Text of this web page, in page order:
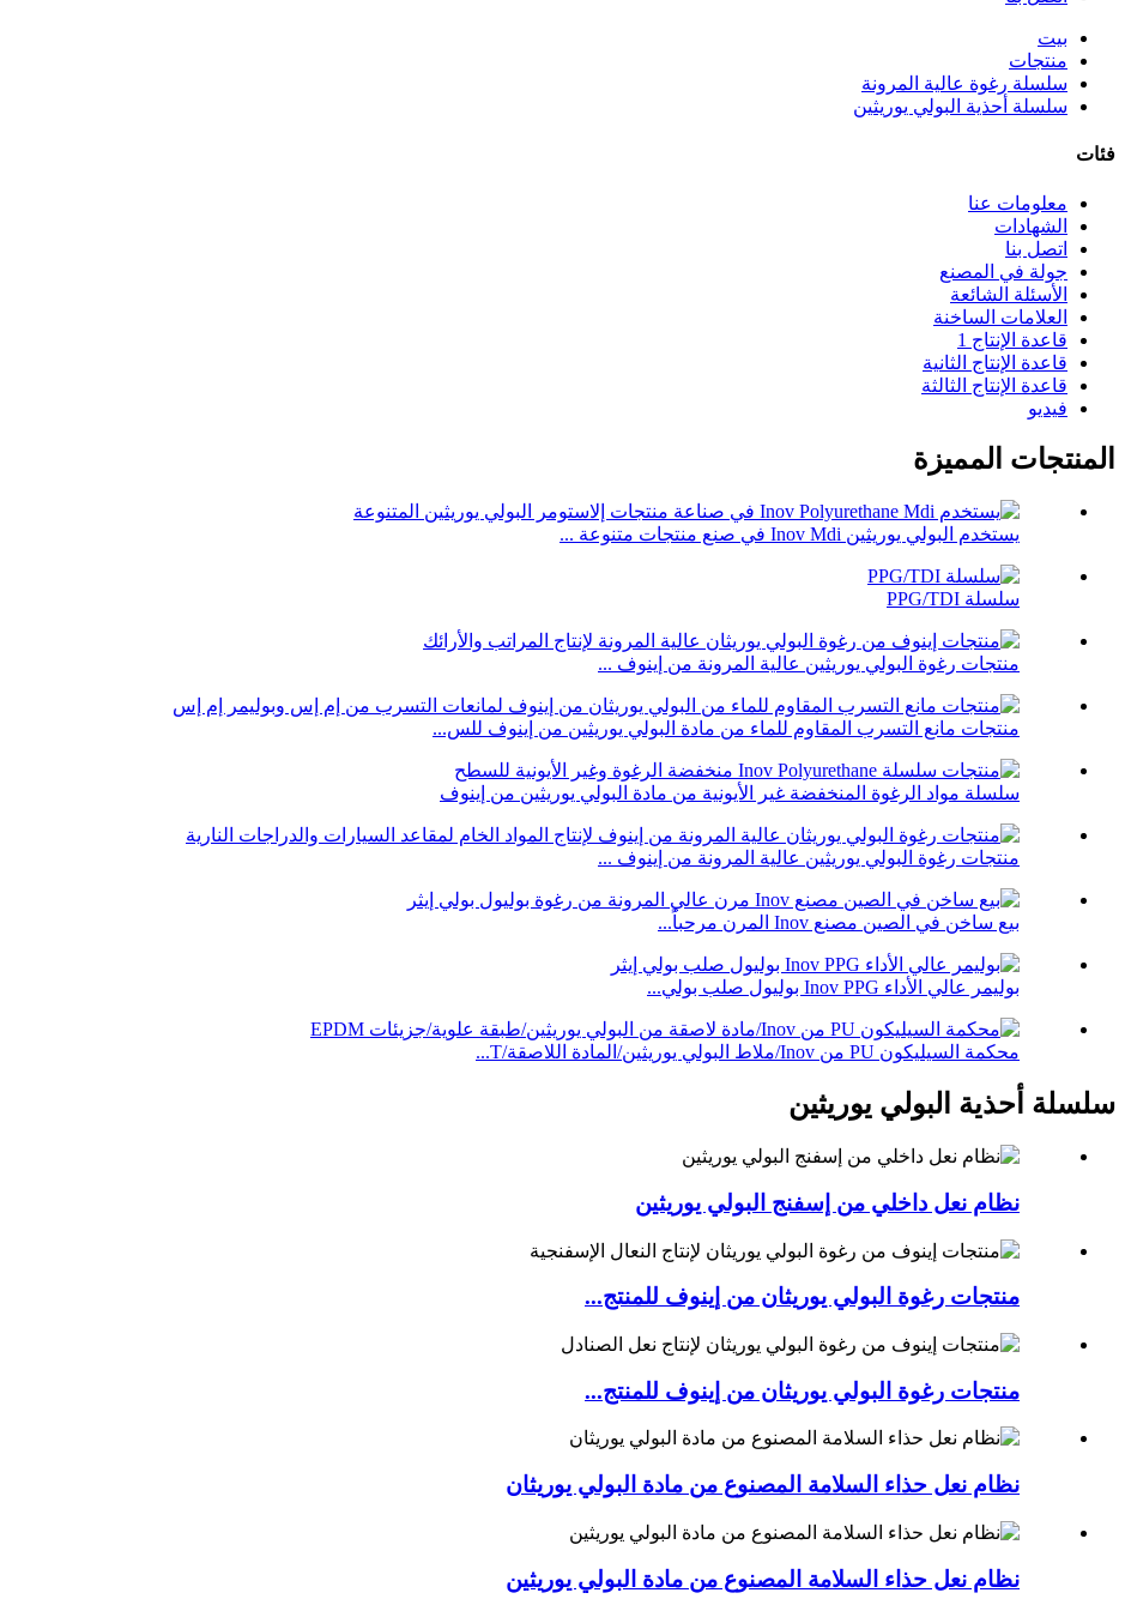
بيت
منتجات
سلسلة رغوة عالية المرونة
سلسلة أحذية البولي يوريثين
فئات
معلومات عنا
الشهادات
اتصل بنا
جولة في المصنع
الأسئلة الشائعة
العلامات الساخنة
قاعدة الإنتاج 1
قاعدة الإنتاج الثانية
قاعدة الإنتاج الثالثة
فيديو
المنتجات المميزة
يستخدم البولي يوريثين Inov Mdi في صنع منتجات متنوعة ...
سلسلة PPG/TDI
منتجات رغوة البولي يوريثين عالية المرونة من إينوف ...
منتجات مانع التسرب المقاوم للماء من مادة البولي يوريثين من إينوف للس...
سلسلة مواد الرغوة المنخفضة غير الأيونية من مادة البولي يوريثين من إينوف
منتجات رغوة البولي يوريثين عالية المرونة من إينوف ...
بيع ساخن في الصين مصنع Inov المرن مرحباً...
بوليمر عالي الأداء Inov PPG بوليول صلب بولي...
محكمة السيليكون PU من Inov/ملاط البولي يوريثين/المادة اللاصقة/T...
سلسلة أحذية البولي يوريثين
نظام نعل داخلي من إسفنج البولي يوريثين
منتجات رغوة البولي يوريثان من إينوف للمنتج...
منتجات رغوة البولي يوريثان من إينوف للمنتج...
نظام نعل حذاء السلامة المصنوع من مادة البولي يوريثان
نظام نعل حذاء السلامة المصنوع من مادة البولي يوريثين